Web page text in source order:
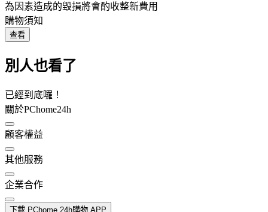
為因素造成的毀損將會酌收整新費用
購物須知
查看
別人也看了
已經到底囉！
關於PChome24h
顧客權益
其他服務
企業合作
下載 PChome 24h購物 APP